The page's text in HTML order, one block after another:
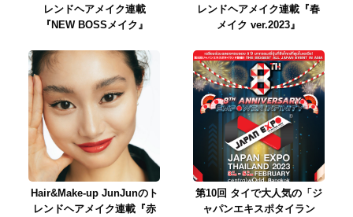
レンドヘアメイク連載
『NEW BOSSメイク』
レンドヘアメイク連載『春
メイク ver.2023』
Hair&Make-up JunJunのト
レンドヘアメイク連載『赤
第10回 タイで大人気の「ジ
ャパンエキスポタイラン